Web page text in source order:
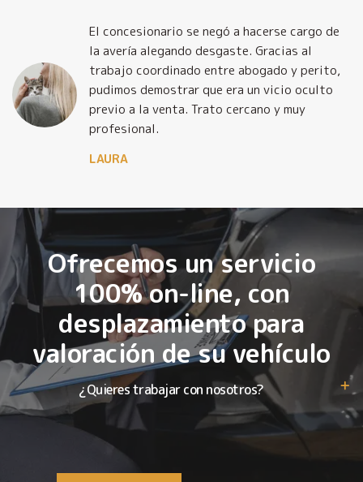
El concesionario se negó a hacerse cargo de
la avería alegando desgaste. Gracias al
trabajo coordinado entre abogado y perito,
pudimos demostrar que era un vicio oculto
previo a la venta. Trato cercano y muy
profesional.
LAURA
Ofrecemos un servicio
100% on-line, con
desplazamiento para
valoración de su vehículo
¿Quieres trabajar con nosotros?